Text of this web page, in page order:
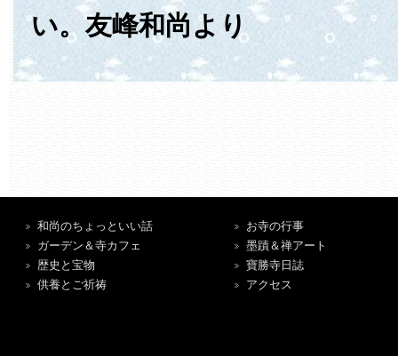
い。友峰和尚より
和尚のちょっといい話
ガーデン＆寺カフェ
歴史と宝物
供養とご祈祷
お寺の行事
墨蹟＆禅アート
寶勝寺日誌
アクセス